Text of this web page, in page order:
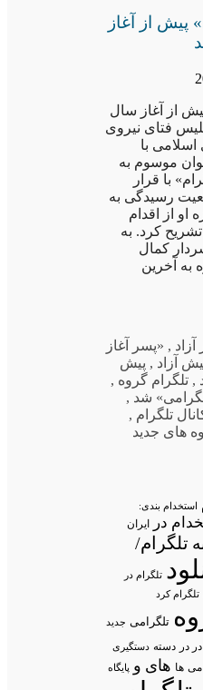
پیش از آغاز
از آغاز سال
فتای نیروی
با
موسوم به
با قرار
رسیدگی به
او از اقدام
کرد. به
کمال
به آخرین
, «پسر آغاز
آزاد , پیش
, تلگرام گروه ,
شد ,
تلگرام ,
های جدید
استخدام بندی:
در ایران
تلگرام/
تلگرام در
تلگرام کرد
تلگرامی جدید
در در دسته دستگیری
می ها های و پایگاه